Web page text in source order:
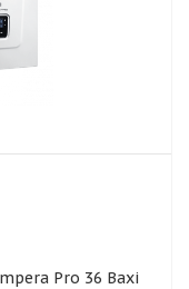
Pro 36 Baxi